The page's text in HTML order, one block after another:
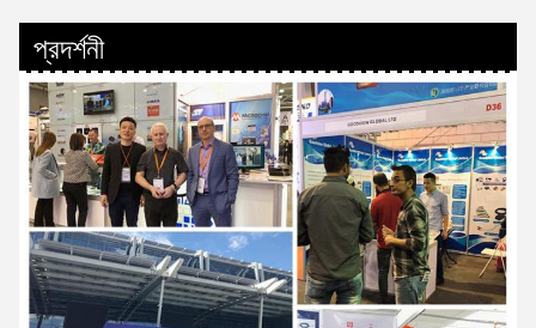
প্রদর্শনী